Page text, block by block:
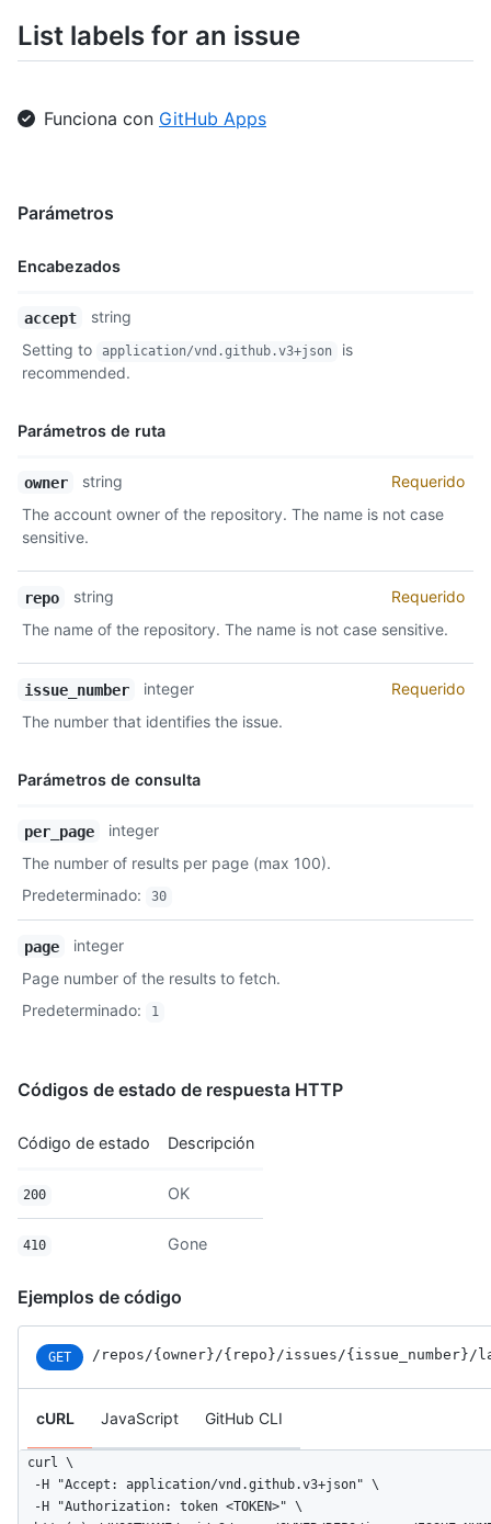
List labels for an issue
Funciona con GitHub Apps
Parámetros
Encabezados
Nombre,
Descripción
accept
string
Setting to
application/vnd.github.v3+json
is
recommended.
Parámetros de ruta
Nombre,
Descripción
owner string
Requerido
The account owner of the repository. The name is not case
sensitive.
repo string
Requerido
The name of the repository. The name is not case sensitive.
issue_number integer
Requerido
The number that identifies the issue.
Parámetros de consulta
Nombre,
Descripción
per_page
integer
The number of results per page (max 100).
Predeterminado: 30
page
integer
Page number of the results to fetch.
Predeterminado: 1
Códigos de estado de respuesta HTTP
Código de estado Descripción
200 OK
410 Gone
Ejemplos de código
GET /repos/{owner}/{repo}/issues/{issue_number}/
cURL JavaScript GitHub CLI
curl \
  -H "Accept: application/vnd.github.v3+json" \
  -H "Authorization: token <TOKEN>" \